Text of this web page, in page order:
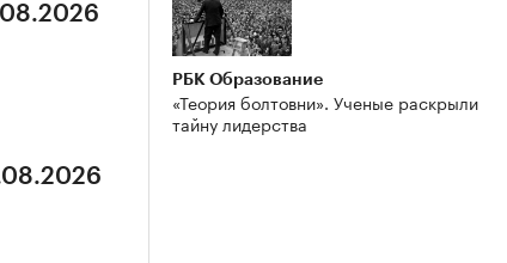
РБК Образование
«Теория болтовни». Ученые раскрыли
тайну лидерства